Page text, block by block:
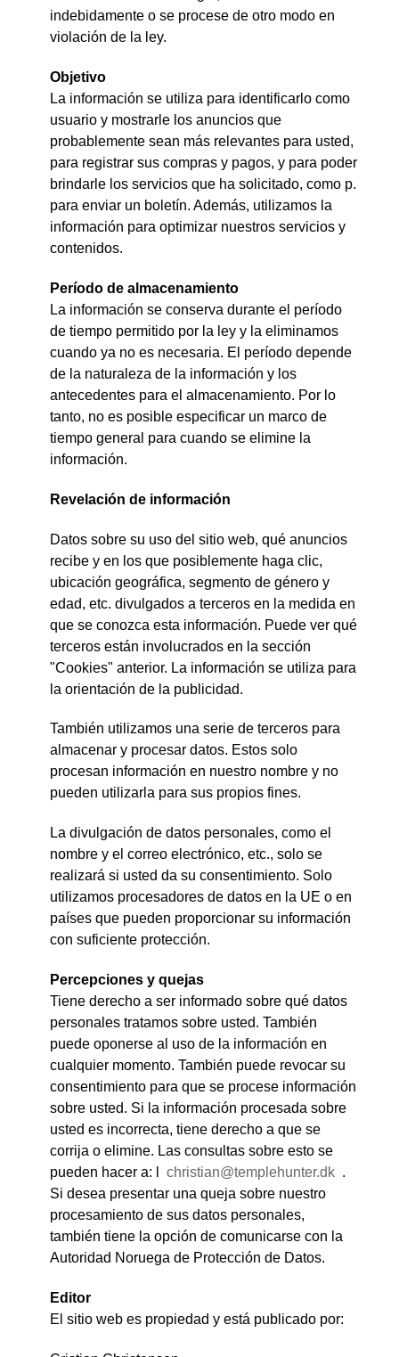
indebidamente o se procese de otro modo en
violación de la ley.
Objetivo
La información se utiliza para identificarlo como
usuario y mostrarle los anuncios que
probablemente sean más relevantes para usted,
para registrar sus compras y pagos, y para poder
brindarle los servicios que ha solicitado, como p.
para enviar un boletín. Además, utilizamos la
información para optimizar nuestros servicios y
contenidos.
Período de almacenamiento
La información se conserva durante el período
de tiempo permitido por la ley y la eliminamos
cuando ya no es necesaria. El período depende
de la naturaleza de la información y los
antecedentes para el almacenamiento. Por lo
tanto, no es posible especificar un marco de
tiempo general para cuando se elimine la
información.
Revelación de información
Datos sobre su uso del sitio web, qué anuncios
recibe y en los que posiblemente haga clic,
ubicación geográfica, segmento de género y
edad, etc. divulgados a terceros en la medida en
que se conozca esta información. Puede ver qué
terceros están involucrados en la sección
"Cookies" anterior. La información se utiliza para
la orientación de la publicidad.
También utilizamos una serie de terceros para
almacenar y procesar datos. Estos solo
procesan información en nuestro nombre y no
pueden utilizarla para sus propios fines.
La divulgación de datos personales, como el
nombre y el correo electrónico, etc., solo se
realizará si usted da su consentimiento. Solo
utilizamos procesadores de datos en la UE o en
países que pueden proporcionar su información
con suficiente protección.
Percepciones y quejas
Tiene derecho a ser informado sobre qué datos
personales tratamos sobre usted. También
puede oponerse al uso de la información en
cualquier momento. También puede revocar su
consentimiento para que se procese información
sobre usted. Si la información procesada sobre
usted es incorrecta, tiene derecho a que se
corrija o elimine. Las consultas sobre esto se
pueden hacer a: l christian@templehunter.dk .
Si desea presentar una queja sobre nuestro
procesamiento de sus datos personales,
también tiene la opción de comunicarse con la
Autoridad Noruega de Protección de Datos.
Editor
El sitio web es propiedad y está publicado por: